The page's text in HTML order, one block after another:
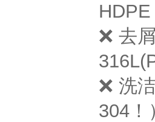
❌ 去
❌ 洗
304！